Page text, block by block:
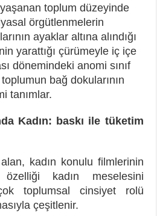
toplum düzeyinde
örgütlenmelerin
ayaklar altına alındığı
yarattığı çürümeyle iç içe
dönemindeki anomi sınıf
bağ dokularının
tanımlar.
Kadın: baskı ile tüketim
kadın konulu filmlerinin
kadın meselesini
toplumsal cinsiyet rolü
çeşitlenir.